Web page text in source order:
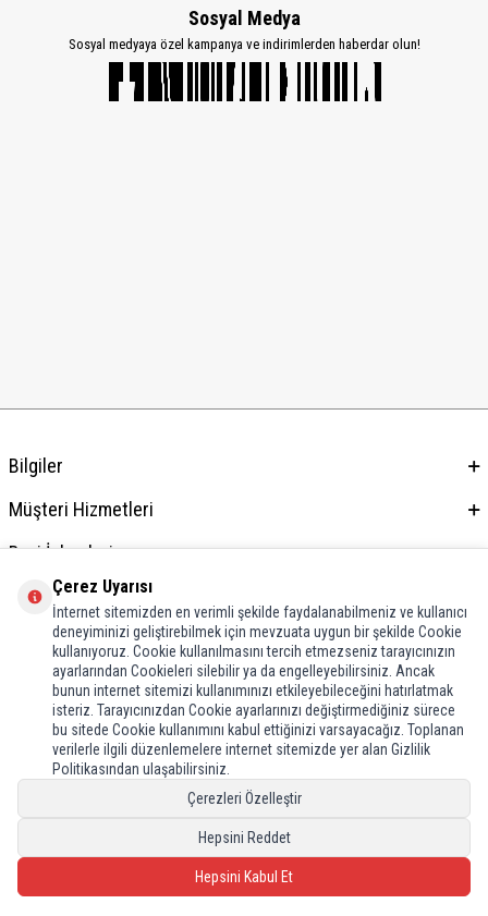
Sosyal Medya
Sosyal medyaya özel kampanya ve indirimlerden haberdar olun!
Bilgiler
Müşteri Hizmetleri
Bayi İşlemleri
Adres & İletişim
Çerez Uyarısı
İnternet sitemizden en verimli şekilde faydalanabilmeniz ve kullanıcı
deneyiminizi geliştirebilmek için mevzuata uygun bir şekilde Cookie
kullanıyoruz. Cookie kullanılmasını tercih etmezseniz tarayıcınızın
ayarlarından Cookieleri silebilir ya da engelleyebilirsiniz. Ancak
bunun internet sitemizi kullanımınızı etkileyebileceğini hatırlatmak
isteriz. Tarayıcınızdan Cookie ayarlarınızı değiştirmediğiniz sürece
bu sitede Cookie kullanımını kabul ettiğinizi varsayacağız. Toplanan
verilerle ilgili düzenlemelere internet sitemizde yer alan Gizlilik
Politikasından ulaşabilirsiniz.
Çerezleri Özelleştir
Hepsini Reddet
Hepsini Kabul Et